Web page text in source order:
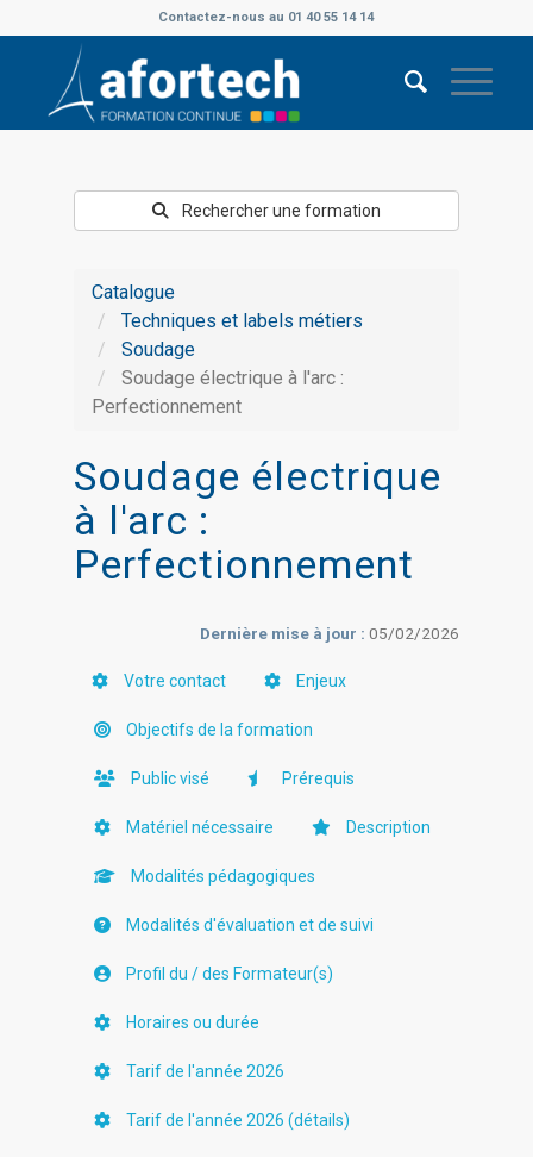
Contactez-nous au 01 40 55 14 14
Rechercher une formation
Catalogue
Techniques et labels métiers
Soudage
Soudage électrique à l'arc :
Perfectionnement
Soudage électrique
à l'arc :
Perfectionnement
Dernière mise à jour : 05/02/2026
Votre contact Enjeux
Objectifs de la formation
Public visé Prérequis
Matériel nécessaire Description
Modalités pédagogiques
Modalités d'évaluation et de suivi
Profil du / des Formateur(s)
Horaires ou durée
Tarif de l'année 2026
Tarif de l'année 2026 (détails)